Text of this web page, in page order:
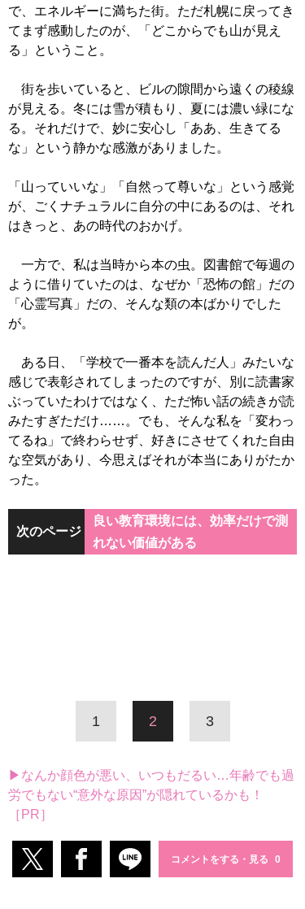
で、エネルギーに満ちた街。ただ札幌に戻ってき
てまず感動したのが、「どこからでも山が見え
る」ということ。
街を歩いていると、ビルの隙間から遠くの稜線
が見える。冬には雪が積もり、夏には濃い緑にな
る。それだけで、妙に安心し「ああ、生きてる
な」という静かな感激がありました。
「山っていいな」「自然って尊いな」という感覚
が、ごくナチュラルに自分の中にあるのは、それ
はきっと、あの時代のおかげ。
一方で、私は当時から本の虫。図書館で毎週の
ように借りていたのは、なぜか「恐怖の館」だの
「心霊写真」だの、そんな類の本ばかりでした
が。
ある日、「学校で一番本を読んだ人」みたいな
感じで表彰されてしまったのですが、別に読書家
ぶっていたわけではなく、ただ怖い話の続きが読
みたすぎただけ……。でも、そんな私を「変わっ
てるね」で終わらせず、好きにさせてくれた自由
な空気があり、今思えばそれが本当にありがたか
った。
次のページ
良い教育環境には、効率だけで測
れない価値がある
1 2 3
▶なんか顔色が悪い、いつもだるい…年齢でも過
労でもない“意外な原因”が隠れているかも！
［PR］
コメントをする・見る